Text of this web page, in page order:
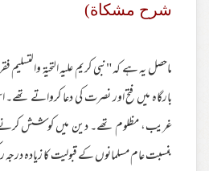
شرح مشكاة)
ماحصل یہ ہے کہ "نبی کریم علیہ التحیۃ والتسلیم
بارگاہ میں فتح اور نصرت کی دعا کرواتے تھے۔
غریب، مظلوم تھے۔ دین میں کوشش کرنے
بنسبت عام مسلمانوں کے قبولیت کا زیادہ